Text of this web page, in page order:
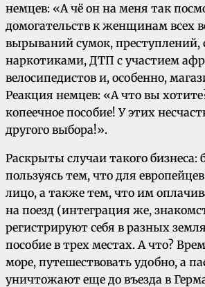
немцев: «А чё он на меня так
домогательств к женщинам всех
вырываний сумок, преступлений,
наркотиками, ДТП с участием
велосипедистов и, особенно,
Реакция немцев: «А что вы
копеечное пособие! У этих
другого выбора!».
Раскрыты случаи такого бизнеса:
пользуясь тем, что для
лицо, а также тем, что им
на поезд (интеграция же,
регистрируют себя в разных
пособие в трех местах. А что?
море, путешествовать удобно, а
уничтожают еще до въезда в